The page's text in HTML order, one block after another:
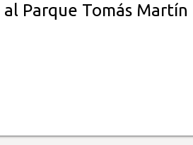
Parque Tomás Martín